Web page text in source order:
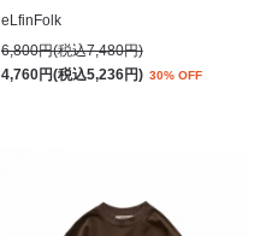
eLfinFolk
6,800円(税込7,480円)
4,760円(税込5,236円) 30% OFF